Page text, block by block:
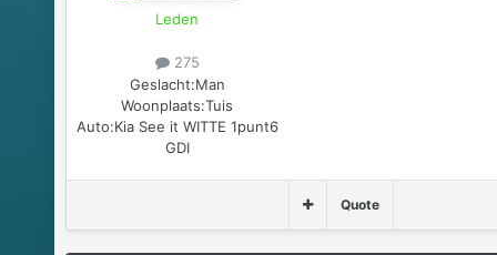
Leden
275
Geslacht:Man
Woonplaats:Tuis
Auto:Kia See it WITTE 1punt6
GDI
Quote